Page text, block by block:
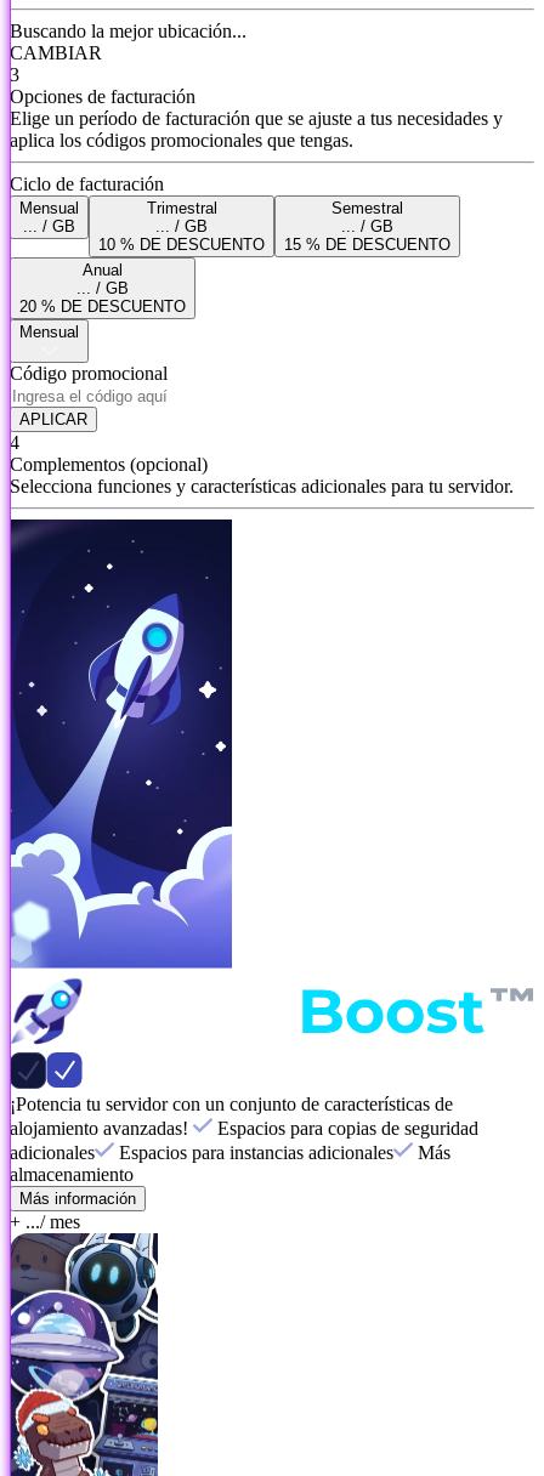
Buscando la mejor ubicación...
CAMBIAR
3
Opciones de facturación
Elige un período de facturación que se ajuste a tus necesidades y
aplica los códigos promocionales que tengas.
Ciclo de facturación
Mensual
... / GB
Trimestral
... / GB
10 % DE DESCUENTO
Semestral
... / GB
15 % DE DESCUENTO
Anual
... / GB
20 % DE DESCUENTO
Mensual
Código promocional
APLICAR
4
Complementos (opcional)
Selecciona funciones y características adicionales para tu servidor.
¡Potencia tu servidor con un conjunto de características de
alojamiento avanzadas!
Espacios para copias de seguridad
adicionales
Espacios para instancias adicionales
Más
almacenamiento
Más información
+ .../ mes